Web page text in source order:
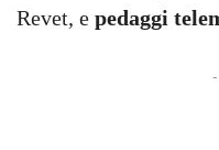
Revet, e pedaggi
-